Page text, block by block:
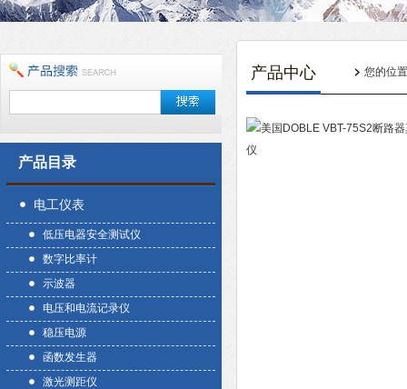
产品目录
电工仪表
低压电器安全测试仪
数字比率计
示波器
电压和电流记录仪
稳压电源
函数发生器
激光测距仪
产品中心 您的位